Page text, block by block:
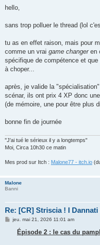
s
g
hello,
sans trop polluer le thread (lol
tu as en effet raison, mais pour
comme un vrai game changeren
spécifique de compétence et
à choper...
après, je valide la
scénar, ils ont prix 4 XP donc
(de mémoire, une pour être plus
bonne fin de journée
"J'ai tué le sérieux il y a longtemps"
Moi, Circa 10h30 ce matin
Mes prod sur Itch : Malone77 - itch.io
Malone
Banni
Re: [CR] Striscia ! I
Mjeu. mai 21, 2026 11:01 am
Épisode 2 : le cas du